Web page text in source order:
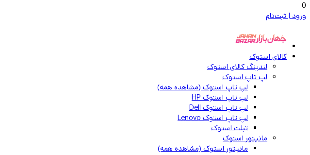
0
ورود | ثبت‌نام
کالای استوک
لندینگ کالای استوک
لپ تاپ استوک
لپ تاپ استوک (مشاهده همه)
لپ تاپ استوک HP
لپ تاپ استوک Dell
لپ تاپ استوک Lenovo
تبلت استوک
مانیتور استوک
مانیتور استوک (مشاهده همه)